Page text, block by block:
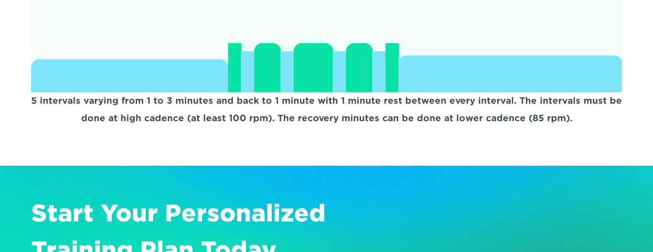
5 intervals varying from 1 to 3 minutes and back to 1 minute with 1 minute rest between every interval. The intervals must be
done at high cadence (at least 100 rpm). The recovery minutes can be done at lower cadence (85 rpm).
Start Your Personalized